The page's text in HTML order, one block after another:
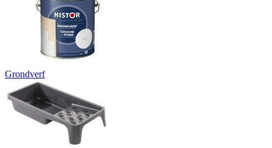
Grondverf